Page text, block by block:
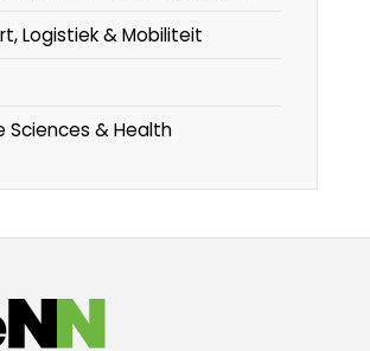
Logistiek & Mobiliteit
Sciences & Health